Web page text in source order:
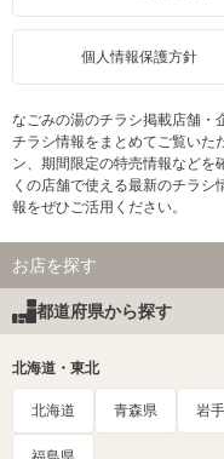
個人情報保護方針
なごみの湯のチラシ掲載店舗・
チラシ情報をまとめてご覧いた
ン、期間限定の特売情報などを
くの店舗で使える最新のチラ
報をぜひご活用ください。
お店を探す
都道府県から探す
北海道・東北
北海道 青森県 岩